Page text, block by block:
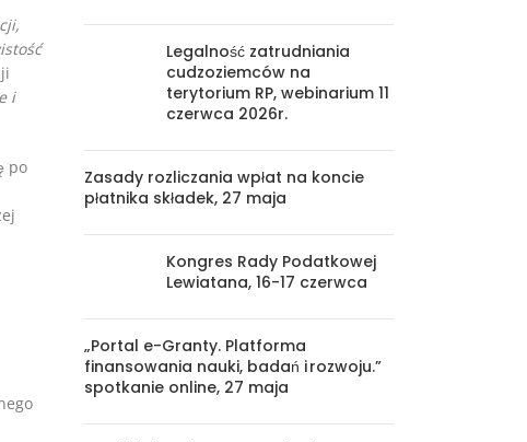
i
po
Legalność zatrudniania
cudzoziemców na
terytorium RP, webinarium 11
czerwca 2026r.
Zasady rozliczania wpłat na koncie
płatnika składek, 27 maja
Kongres Rady Podatkowej
Lewiatana, 16-17 czerwca
„Portal e-Granty. Platforma
finansowania nauki, badań i rozwoju.”
spotkanie online, 27 maja